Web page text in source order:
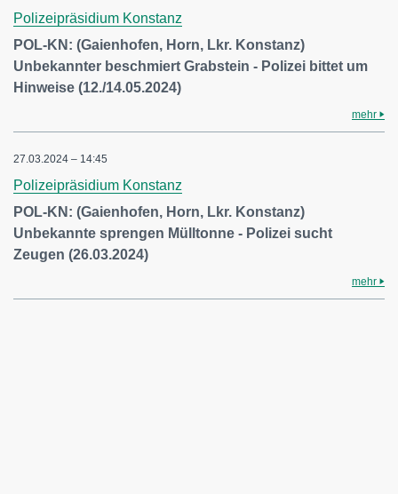
Polizeipräsidium Konstanz
POL-KN: (Gaienhofen, Horn, Lkr. Konstanz)
Unbekannter beschmiert Grabstein - Polizei bittet um
Hinweise (12./14.05.2024)
mehr
27.03.2024 – 14:45
Polizeipräsidium Konstanz
POL-KN: (Gaienhofen, Horn, Lkr. Konstanz)
Unbekannte sprengen Mülltonne - Polizei sucht
Zeugen (26.03.2024)
mehr